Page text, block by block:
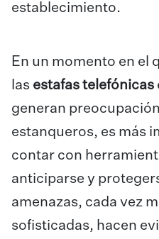
establecimiento.
En un momento en el
las estafas telefónicas
generan
estanqueros, es más
contar con
anticiparse y
amenazas, cada vez
sofisticadas, hacen